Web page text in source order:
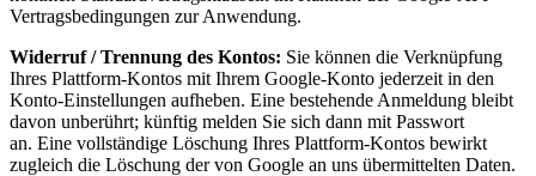
Vertragsbedingungen zur Anwendung.
Widerruf / Trennung des Kontos: Sie können die Verknüpfung
Ihres Plattform-Kontos mit Ihrem Google-Konto jederzeit in den
Konto-Einstellungen aufheben. Eine bestehende Anmeldung bleibt
davon unberührt; künftig melden Sie sich dann mit Passwort
an. Eine vollständige Löschung Ihres Plattform-Kontos bewirkt
zugleich die Löschung der von Google an uns übermittelten Daten.